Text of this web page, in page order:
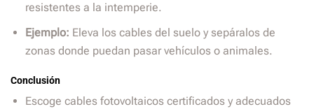
resistentes a la intemperie.
Ejemplo: Eleva los cables del suelo y sepáralos de
zonas donde puedan pasar vehículos o animales.
Conclusión
Escoge cables fotovoltaicos certificados y adecuados